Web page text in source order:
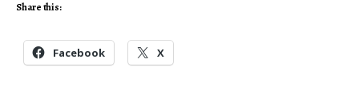
Share this:
Facebook X